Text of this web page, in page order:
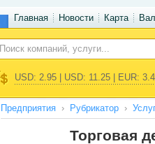
Главная Новости Карта
USD: 2.95 | USD: 11.25 | EUR:
Предприятия Рубрикатор
Торговая